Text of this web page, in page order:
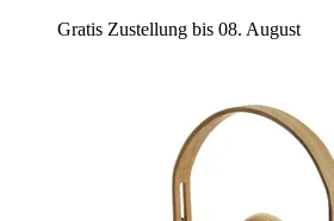
Gratis Zustellung bis 08. August